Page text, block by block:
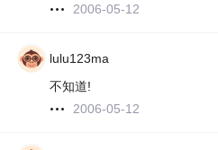
2006-05-12
lulu123ma
不知道!
2006-05-12